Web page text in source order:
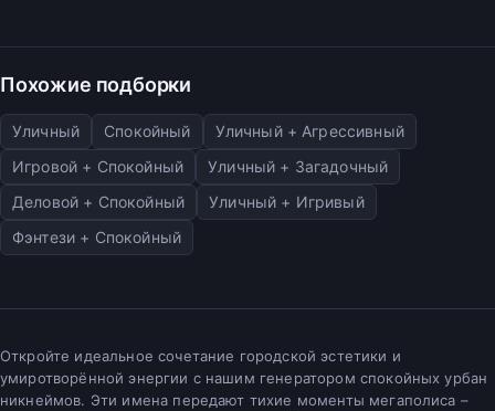
Похожие подборки
Уличный Спокойный
Уличный + Агрессивный
Игровой + Спокойный
Уличный + Загадочный
Деловой + Спокойный
Уличный + Игривый
Фэнтези + Спокойный
Откройте идеальное сочетание городской эстетики и
умиротворённой энергии с нашим генератором спокойных урбан
никнеймов. Эти имена передают тихие моменты мегаполиса –